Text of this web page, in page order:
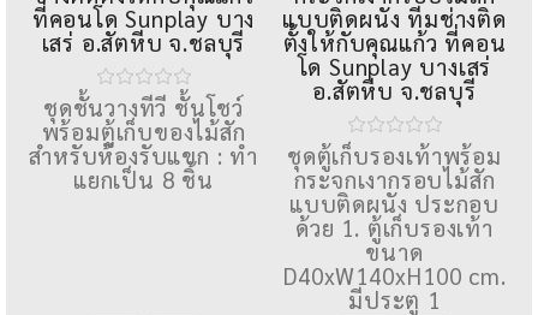
ที่คอนโด Sunplay บาง
เสร่ อ.สัตหีบ จ.ชลบุรี
ชุดชั้นวางทีวี ชั้นโชว์
พร้อมตู้เก็บของไม้สัก
สำหรับห้องรับแขก : ทํา
แยกเป็น 8 ชิ้น
แบบติดผนัง ทีมช่างติด
ตั้งให้กับคุณแก้ว ที่คอน
โด Sunplay บางเสร่
อ.สัตหีบ จ.ชลบุรี
ชุดตู้เก็บรองเท้าพร้อม
กระจกเงากรอบไม้สัก
แบบติดผนัง ประกอบ
ด้วย 1. ตู้เก็บรองเท้า
ขนาด
D40xW140xH100 cm.
มีประตู 1